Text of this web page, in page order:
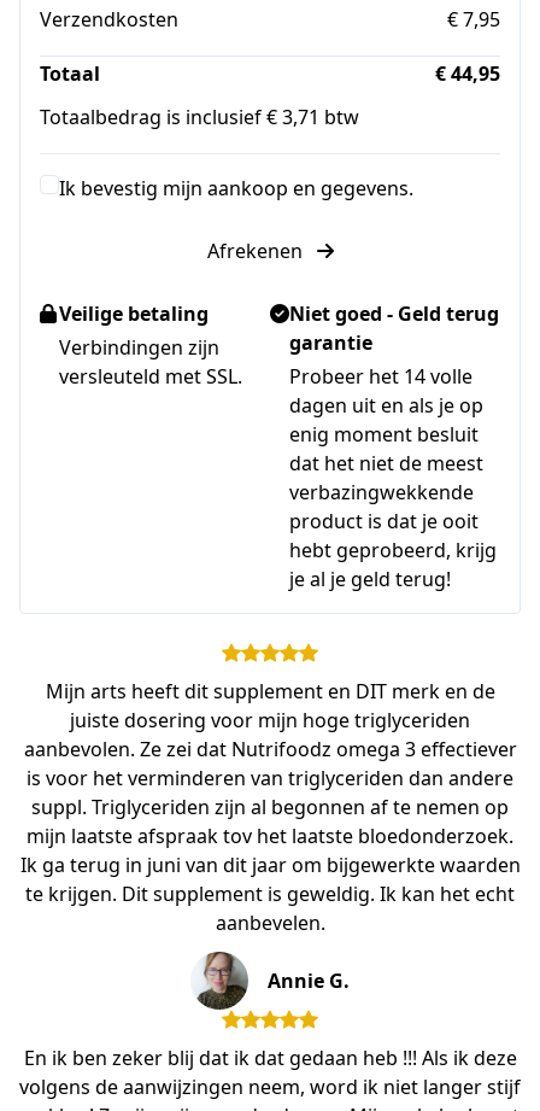
Verzendkosten
€ 7,95
Totaal
€ 44,95
Totaalbedrag is inclusief € 3,71 btw
Ik bevestig mijn aankoop en gegevens.
Afrekenen
Veilige betaling
Verbindingen zijn
versleuteld met SSL.
Niet goed - Geld terug
garantie
Probeer het 14 volle
dagen uit en als je op
enig moment besluit
dat het niet de meest
verbazingwekkende
product is dat je ooit
hebt geprobeerd, krijg
je al je geld terug!
Mijn arts heeft dit supplement en DIT merk en de
juiste dosering voor mijn hoge triglyceriden
aanbevolen. Ze zei dat Nutrifoodz omega 3 effectiever
is voor het verminderen van triglyceriden dan andere
suppl. Triglyceriden zijn al begonnen af te nemen op
mijn laatste afspraak tov het laatste bloedonderzoek.
Ik ga terug in juni van dit jaar om bijgewerkte waarden
te krijgen. Dit supplement is geweldig. Ik kan het echt
aanbevelen.
Annie G.
En ik ben zeker blij dat ik dat gedaan heb !!! Als ik deze
volgens de aanwijzingen neem, word ik niet langer stijf